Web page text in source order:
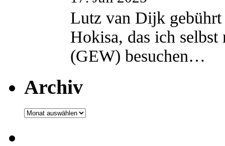
Lutz van Dijk
Hokisa, das ich
(GEW) besuchen…
Archiv
Archiv